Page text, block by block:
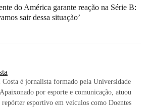
do América garante reação na Série B:
sair dessa situação’
é jornalista formado pela Universidade
por esporte e comunicação, atuou
esportivo em veículos como Doentes